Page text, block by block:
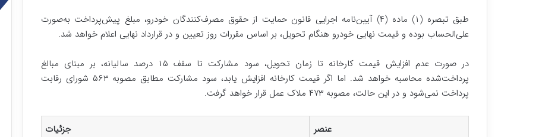
طبق تبصره (۱) ماده (۴) آیین‌نامه اجرایی قانون حمایت از حقوق مصرف‌کنندگان خودرو، مبلغ پیش‌پرداخت به‌صورت
علی‌الحساب بوده و قیمت نهایی خودرو هنگام تحویل، بر اساس مقررات روز تعیین و در قرارداد نهایی اعلام خواهد شد.
در صورت عدم افزایش قیمت کارخانه تا زمان تحویل، سود مشارکت تا سقف ۱۵ درصد سالیانه، بر مبنای مبالغ
پرداخت‌شده محاسبه خواهد شد. اما اگر قیمت کارخانه افزایش یابد، سود مشارکت مطابق مصوبه ۵۶۳ شورای رقابت
پرداخت نمی‌شود و در این حالت، مصوبه ۴۷۳ ملاک عمل قرار خواهد گرفت.
عنصر
جزئیات